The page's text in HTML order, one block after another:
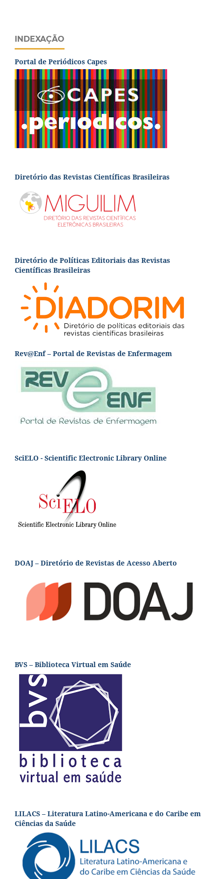
INDEXAÇÃO
Portal de Periódicos Capes
Diretório das Revistas Científicas Brasileiras
Diretório de Políticas Editoriais das Revistas
Científicas Brasileiras
Rev@Enf – Portal de Revistas de Enfermagem
SciELO - Scientific Electronic Library Online
DOAJ – Diretório de Revistas de Acesso Aberto
BVS – Biblioteca Virtual em Saúde
LILACS – Literatura Latino-Americana e do Caribe em
Ciências da Saúde